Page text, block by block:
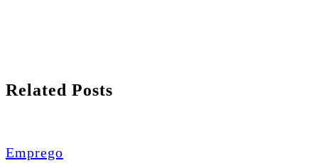
Related Posts
Emprego